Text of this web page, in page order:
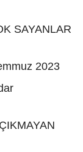
SAYANLAR
2023